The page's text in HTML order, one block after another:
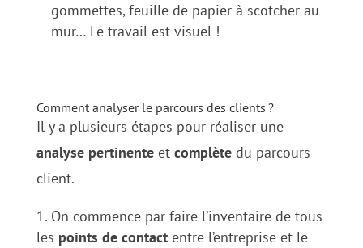
gommettes, feuille de papier à scotcher au
mur… Le travail est visuel !
Comment analyser le parcours des clients ?
Il y a plusieurs étapes pour réaliser une
analyse pertinenteet complètedu parcours
client.
On commence par faire l’inventaire de tous
les points de contactentre l’entreprise et le